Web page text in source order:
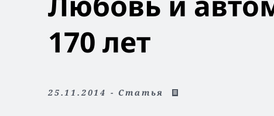
170 лет
25.11.2014 - Статья